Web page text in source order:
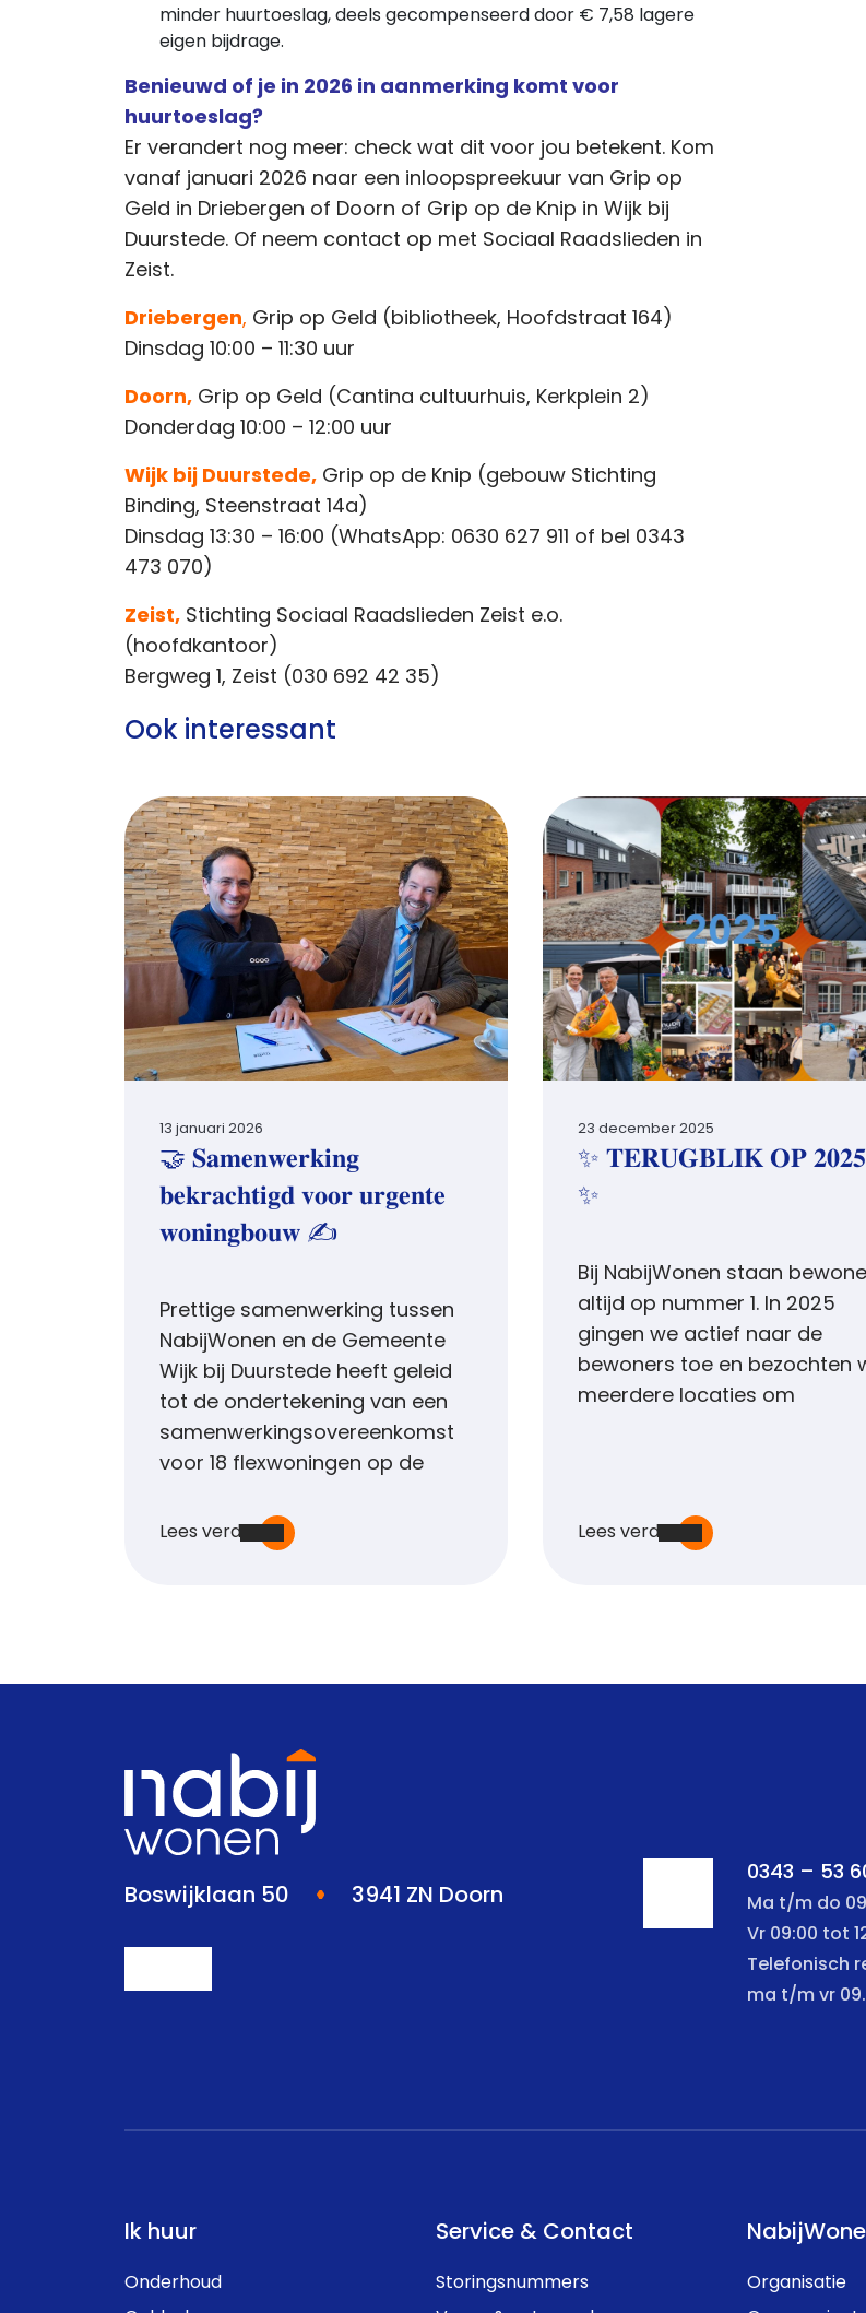
minder huurtoeslag, deels gecompenseerd door € 7,58 lagere
eigen bijdrage.
Benieuwd of je in 2026 in aanmerking komt voor
huurtoeslag?
Er verandert nog meer: check wat dit voor jou betekent. Kom
vanaf januari 2026 naar een inloopspreekuur van Grip op
Geld in Driebergen of Doorn of Grip op de Knip in Wijk bij
Duurstede. Of neem contact op met Sociaal Raadslieden in
Zeist.
Driebergen, Grip op Geld (bibliotheek, Hoofdstraat 164)
Dinsdag 10:00 – 11:30 uur
Doorn, Grip op Geld (Cantina cultuurhuis, Kerkplein 2)
Donderdag 10:00 – 12:00 uur
Wijk bij Duurstede, Grip op de Knip (gebouw Stichting
Binding, Steenstraat 14a)
Dinsdag 13:30 – 16:00 (WhatsApp: 0630 627 911 of bel 0343
473 070)
Zeist, Stichting Sociaal Raadslieden Zeist e.o.
(hoofdkantoor)
Bergweg 1, Zeist (030 692 42 35)
Ook interessant
13 januari 2026
🤝 𝐒𝐚𝐦𝐞𝐧𝐰𝐞𝐫𝐤𝐢𝐧𝐠
𝐛𝐞𝐤𝐫𝐚𝐜𝐡𝐭𝐢𝐠𝐝 𝐯𝐨𝐨𝐫 𝐮𝐫𝐠𝐞𝐧𝐭𝐞
𝐰𝐨𝐧𝐢𝐧𝐠𝐛𝐨𝐮𝐰 ✍
Prettige samenwerking tussen
NabijWonen en de Gemeente
Wijk bij Duurstede heeft geleid
tot de ondertekening van een
samenwerkingsovereenkomst
voor 18 flexwoningen op de
Lees verder
23 december 2025
✨ 𝐓𝐄𝐑𝐔𝐆𝐁𝐋𝐈𝐊 𝐎𝐏 𝟐𝟎𝟐𝟓
✨
Bij NabijWonen staan
altijd op nummer 1. In 2025
gingen we actief naar de
bewoners toe en bezochten
meerdere locaties om
Lees verder
Boswijklaan 50 3941 ZN Doorn
0343 – 53
Ma t/m do
Vr 09:00 tot
Telefonisch
ma t/m vr
Ik huur
Onderhoud
Service & Contact
Storingsnummers
Organisatie